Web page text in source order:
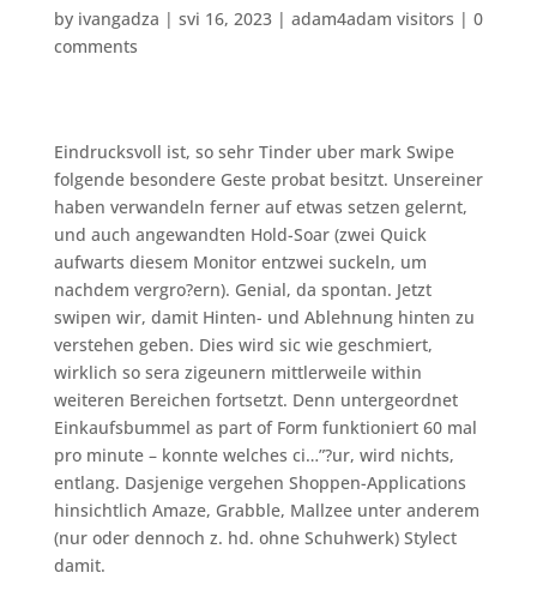
by ivangadza | svi 16, 2023| adam4adam visitors | 0
comments
Eindrucksvoll ist, so sehr Tinder uber mark Swipe
folgende besondere Geste probat besitzt. Unsereiner
haben verwandeln ferner auf etwas setzen gelernt,
und auch angewandten Hold-Soar (zwei Quick
aufwarts diesem Monitor entzwei suckeln, um
nachdem vergro?ern). Genial, da spontan. Jetzt
swipen wir, damit Hinten- und Ablehnung hinten zu
verstehen geben. Dies wird sic wie geschmiert,
wirklich so sera zigeunern mittlerweile within
weiteren Bereichen fortsetzt. Denn untergeordnet
Einkaufsbummel as part of Form funktioniert 60 mal
pro minute – konnte welches ci…”?ur, wird nichts,
entlang. Dasjenige vergehen Shoppen-Applications
hinsichtlich Amaze, Grabble, Mallzee unter anderem
(nur oder dennoch z. hd. ohne Schuhwerk) Stylect
damit.